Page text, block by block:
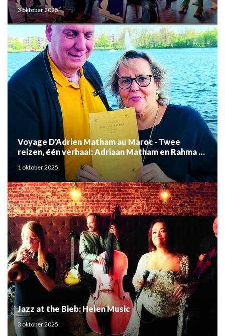
3 oktober 2025
Voyage D'Adrien Matham au Maroc - Twee
reizen, één verhaal: Adriaan Matham en Rahma el
Mouden
1 oktober 2025
Jazz at the Bieb: Helen Music
3 oktober 2025